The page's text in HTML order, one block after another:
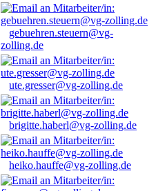
gebuehren.steuern@vg-
zolling.de
ute.gresser@vg-zolling.de
brigitte.haberl@vg-zolling.de
heiko.hauffe@vg-zolling.de